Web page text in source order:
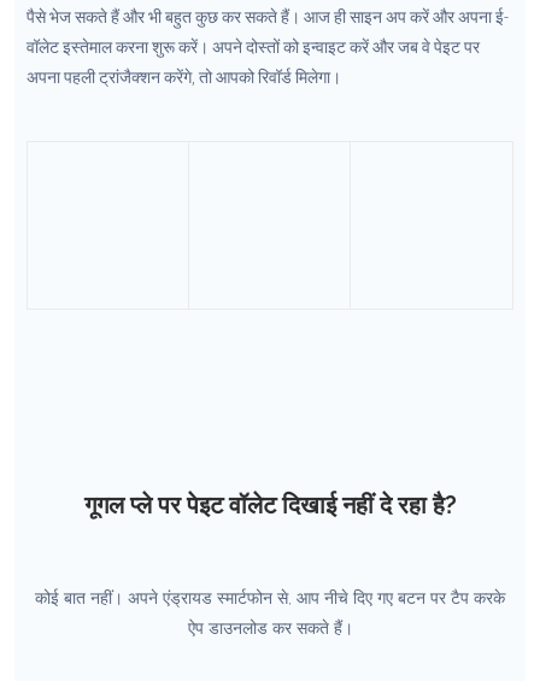
पैसे भेज सकते हैं और भी बहुत कुछ कर सकते हैं। आज ही साइन अप करें और अपना ई-
वॉलेट इस्तेमाल करना शुरू करें। अपने दोस्तों को इन्वाइट करें और जब वे पेइट पर
अपना पहली ट्रांजैक्शन करेंगे, तो आपको रिवॉर्ड मिलेगा।
गूगल प्ले पर पेइट वॉलेट दिखाई नहीं दे रहा है?
कोई बात नहीं। अपने एंड्रायड स्मार्टफोन से, आप नीचे दिए गए बटन पर टैप करके
ऐप डाउनलोड कर सकते हैं।